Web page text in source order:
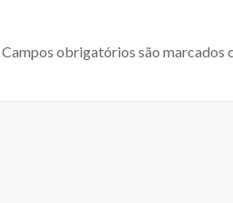
Campos obrigatórios são marcados